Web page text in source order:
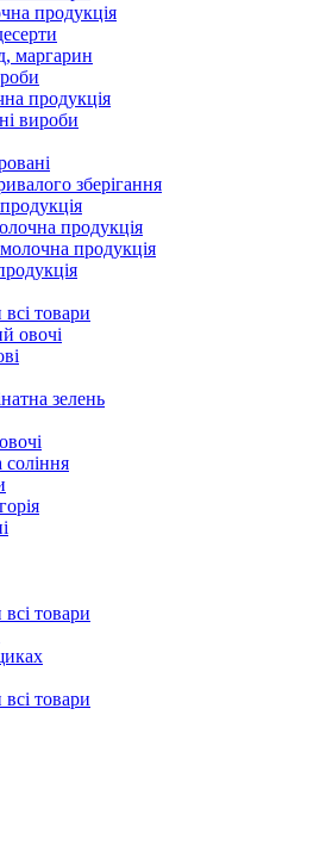
продукція
маргарин
продукція
вироби
зберігання
продукція
продукція
товари
овочі
зелень
товари
товари